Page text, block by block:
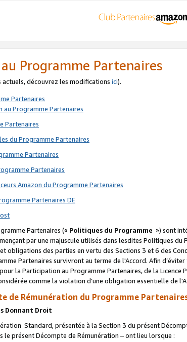
Programme Partenaires
actuels, découvrez les modifications ici).
Partenaires
au Programme Partenaires
Partenaires
du Programme Partenaires
Partenaires
Partenaires
Amazon du Programme Partenaires
Partenaires DE
Partenaires (« Politiques du Programme ») sont
par une majuscule utilisés dans lesdites Politiques
obligations des parties en vertu des Sections 3 et 6 des
Partenaires survivront au terme de l'Accord. Afin
la Participation au Programme Partenaires, de la
comme la violation d’une obligation essentielle de
de Rémunération du Programme
Donnant Droit
Standard, présentée à la Section 3 du présent
le présent Décompte de Rémunération – ont lieu lorsque :